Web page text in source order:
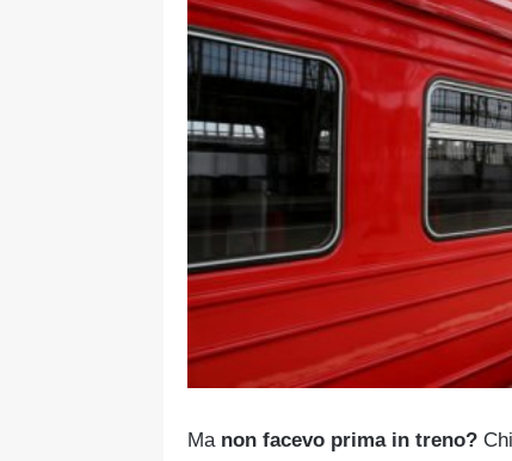
Ma non facevo prima in treno?